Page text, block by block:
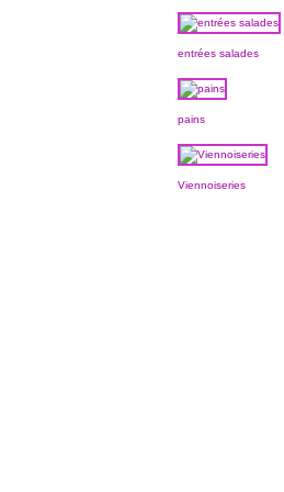
entrées salades
pains
Viennoiseries